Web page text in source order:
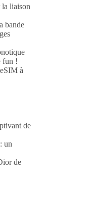
liaison
bande
fun !
à
de
un
de